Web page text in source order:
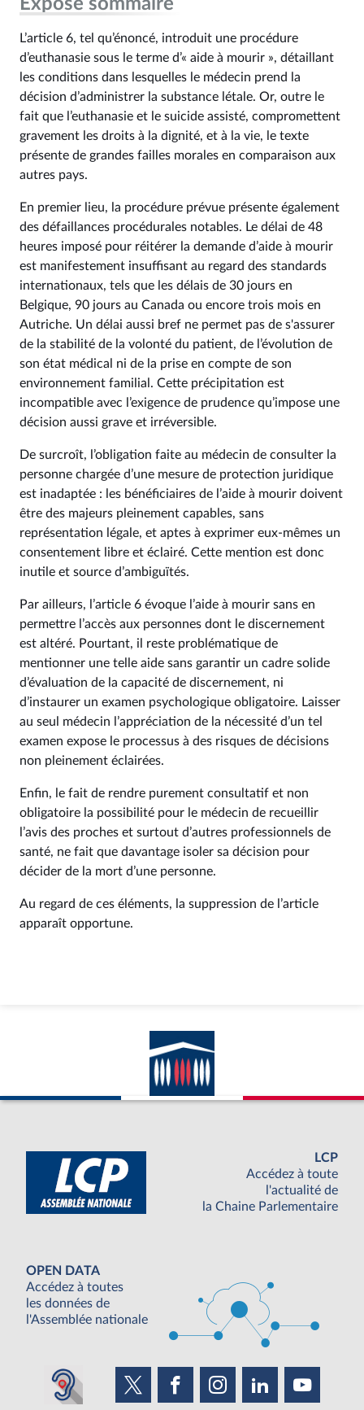
Exposé sommaire
L’article 6, tel qu’énoncé, introduit une procédure
d’euthanasie sous le terme d’« aide à mourir », détaillant
les conditions dans lesquelles le médecin prend la
décision d’administrer la substance létale. Or, outre le
fait que l’euthanasie et le suicide assisté, compromettent
gravement les droits à la dignité, et à la vie, le texte
présente de grandes failles morales en comparaison aux
autres pays.
En premier lieu, la procédure prévue présente également
des défaillances procédurales notables. Le délai de 48
heures imposé pour réitérer la demande d’aide à mourir
est manifestement insuffisant au regard des standards
internationaux, tels que les délais de 30 jours en
Belgique, 90 jours au Canada ou encore trois mois en
Autriche. Un délai aussi bref ne permet pas de s'assurer
de la stabilité de la volonté du patient, de l’évolution de
son état médical ni de la prise en compte de son
environnement familial. Cette précipitation est
incompatible avec l’exigence de prudence qu’impose une
décision aussi grave et irréversible.
De surcroît, l’obligation faite au médecin de consulter la
personne chargée d’une mesure de protection juridique
est inadaptée : les bénéficiaires de l’aide à mourir doivent
être des majeurs pleinement capables, sans
représentation légale, et aptes à exprimer eux-mêmes un
consentement libre et éclairé. Cette mention est donc
inutile et source d’ambiguïtés.
Par ailleurs, l’article 6 évoque l’aide à mourir sans en
permettre l’accès aux personnes dont le discernement
est altéré. Pourtant, il reste problématique de
mentionner une telle aide sans garantir un cadre solide
d’évaluation de la capacité de discernement, ni
d’instaurer un examen psychologique obligatoire. Laisser
au seul médecin l’appréciation de la nécessité d’un tel
examen expose le processus à des risques de décisions
non pleinement éclairées.
Enfin, le fait de rendre purement consultatif et non
obligatoire la possibilité pour le médecin de recueillir
l’avis des proches et surtout d’autres professionnels de
santé, ne fait que davantage isoler sa décision pour
décider de la mort d’une personne.
Au regard de ces éléments, la suppression de l’article
apparaît opportune.
LCP
Accédez à toute
l'actualité de
la Chaine Parlementaire
OPEN DATA
Accédez à toutes
les données de
l'Assemblée nationale